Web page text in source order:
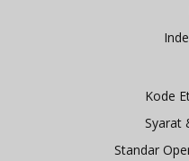
Kode
Syarat
Standar